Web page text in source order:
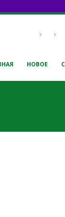
НОВОЕ